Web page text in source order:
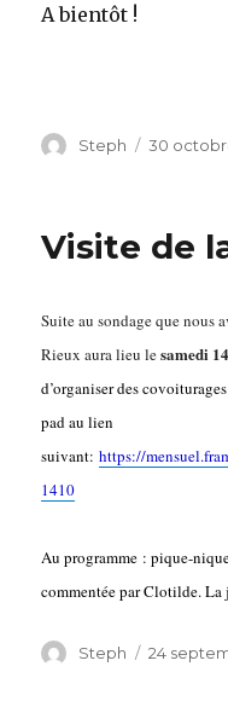
A bientôt !
Auteur
Steph
Publié
30
Visite de
Suite au sondage que nous
Rieux aura lieu lesamedi
d’organiser des
pad au lien
suivant:https://
1410
Au programme : pique-
commentée par Clotilde. La
Auteur
Steph
Publié
24